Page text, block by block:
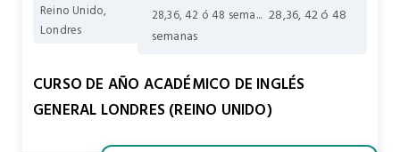
Reino Unido,
Londres
28,36, 42 ó 48 sema... 28,36, 42 ó 48
semanas
CURSO DE AÑO ACADÉMICO DE INGLÉS
GENERAL LONDRES (REINO UNIDO)